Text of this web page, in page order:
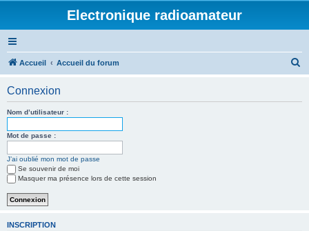
Electronique radioamateur
Accueil Accueil du forum
Connexion
Nom d’utilisateur :
Mot de passe :
J’ai oublié mon mot de passe
Se souvenir de moi
Masquer ma présence lors de cette session
INSCRIPTION